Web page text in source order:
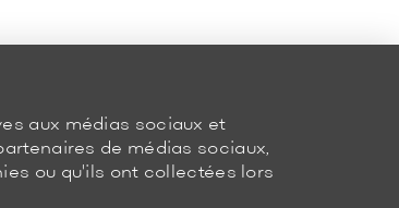
aux médias sociaux et
de médias sociaux,
ou qu'ils ont collectées lors